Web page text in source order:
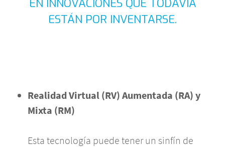
EN INNOVACIONES QUE TODAVÍA
ESTÁN POR INVENTARSE.
Realidad Virtual (RV) Aumentada (RA) y
Mixta (RM)
Esta tecnología puede tener un sinfín de